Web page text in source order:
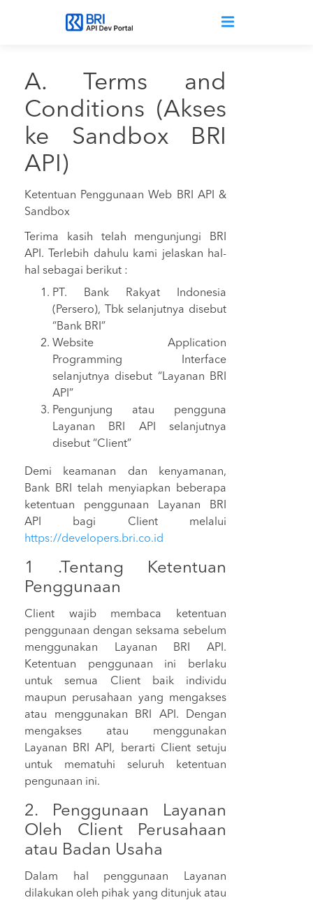
Lompat ke isi utama
A. Terms and
Conditions (Akses
ke Sandbox BRI
API)
Ketentuan Penggunaan Web BRI API &
Sandbox
Terima kasih telah mengunjungi BRI
API. Terlebih dahulu kami jelaskan hal-
hal sebagai berikut :
PT. Bank Rakyat Indonesia
(Persero), Tbk selanjutnya disebut
“Bank BRI”
Website Application
Programming Interface
selanjutnya disebut “Layanan BRI
API”
Pengunjung atau pengguna
Layanan BRI API selanjutnya
disebut “Client”
Demi keamanan dan kenyamanan,
Bank BRI telah menyiapkan beberapa
ketentuan penggunaan Layanan BRI
API bagi Client melalui
https://developers.bri.co.id
1 .Tentang Ketentuan
Penggunaan
Client wajib membaca ketentuan
penggunaan dengan seksama sebelum
menggunakan Layanan BRI API.
Ketentuan penggunaan ini berlaku
untuk semua Client baik individu
maupun perusahaan yang mengakses
atau menggunakan BRI API. Dengan
mengakses atau menggunakan
Layanan BRI API, berarti Client setuju
untuk mematuhi seluruh ketentuan
pengunaan ini.
2. Penggunaan Layanan
Oleh Client Perusahaan
atau Badan Usaha
Dalam hal penggunaan Layanan
dilakukan oleh pihak yang ditunjuk atau